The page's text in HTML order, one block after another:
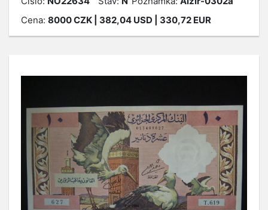
Cena: 8000CZK | 382,04 USD | 330,72 EUR